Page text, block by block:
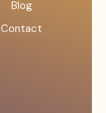
Blog
Contact